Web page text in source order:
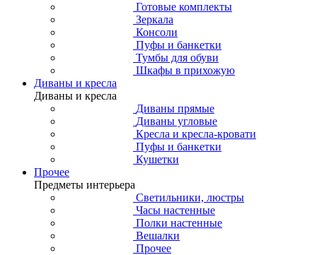
Готовые комплекты
Зеркала
Консоли
Пуфы и банкетки
Тумбы для обуви
Шкафы в прихожую
Диваны и кресла
Диваны и кресла
Диваны прямые
Диваны угловые
Кресла и кресла-кровати
Пуфы и банкетки
Кушетки
Прочее
Предметы интерьера
Светильники, люстры
Часы настенные
Полки настенные
Вешалки
Прочее